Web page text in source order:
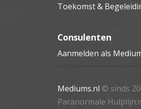
Toekomst &
Consulenten
Aanmelden als
Mediums.nl © sinds
Paranormale